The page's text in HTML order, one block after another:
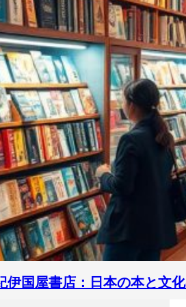
伊国屋書店：日本の本と文